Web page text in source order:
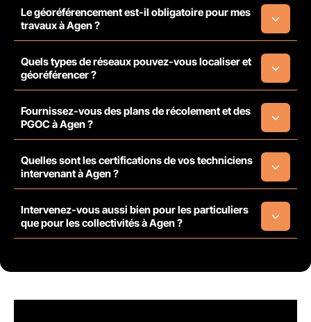
Le géoréférencement est-il obligatoire pour mes
travaux à Agen ?
Quels types de réseaux pouvez-vous localiser et
géoréférencer ?
Fournissez-vous des plans de récolement et des
PGOC à Agen ?
Quelles sont les certifications de vos techniciens
intervenant à Agen ?
Intervenez-vous aussi bien pour les particuliers
que pour les collectivités à Agen ?